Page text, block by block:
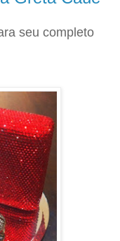
seu completo